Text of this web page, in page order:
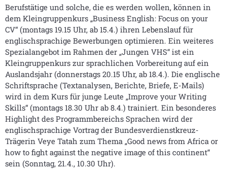
Berufstätige und solche, die es werden wollen, können in
dem Kleingruppenkurs „Business English: Focus on your
CV“ (montags 19.15 Uhr, ab 15.4.) ihren Lebenslauf für
englischsprachige Bewerbungen optimieren. Ein weiteres
Spezialangebot im Rahmen der „Jungen VHS“ ist ein
Kleingruppenkurs zur sprachlichen Vorbereitung auf ein
Auslandsjahr (donnerstags 20.15 Uhr, ab 18.4.). Die englische
Schriftsprache (Textanalysen, Berichte, Briefe, E-Mails)
wird in dem Kurs für junge Leute „Improve your Writing
Skills“ (montags 18.30 Uhr ab 8.4.) trainiert. Ein besonderes
Highlight des Programmbereichs Sprachen wird der
englischsprachige Vortrag der Bundesverdienstkreuz-
Trägerin Veye Tatah zum Thema „Good news from Africa or
how to fight against the negative image of this continent“
sein (Sonntag, 21.4., 10.30 Uhr).